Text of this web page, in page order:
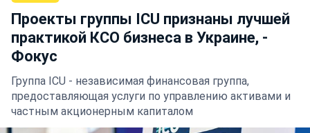
Проекты группы ICU признаны лучшей
практикой КСО бизнеса в Украине, -
Фокус
Группа ICU - независимая финансовая группа,
предоставляющая услуги по управлению активами и
частным акционерным капиталом